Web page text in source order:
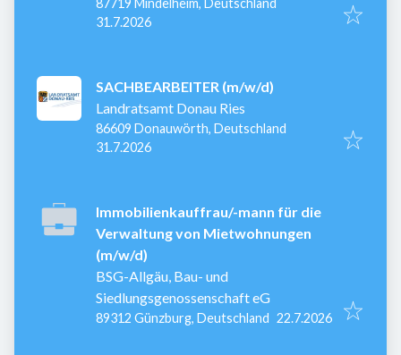
87719 Mindelheim, Deutschland
Veröffentlicht
31.7.2026
SACHBEARBEITER (m/w/d)
Landratsamt Donau Ries
86609 Donauwörth, Deutschland
Veröffentlicht
31.7.2026
Immobilienkauffrau/-mann für die
Verwaltung von Mietwohnungen
(m/w/d)
BSG-Allgäu, Bau- und
Siedlungsgenossenschaft eG
89312 Günzburg, Deutschland Veröffentlicht
22.7.2026